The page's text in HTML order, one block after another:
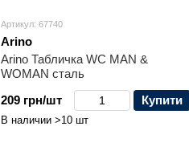
Артикул: 67740
Arino
Arino Табличка WC MAN &
WOMAN сталь
209 грн/шт
Купити
В наличии >10 шт